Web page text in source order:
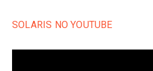
SOLARIS NO YOUTUBE